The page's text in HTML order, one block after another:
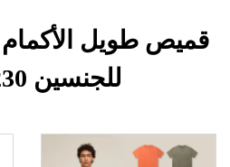
قميص طويل
للجنسين 230 غرام